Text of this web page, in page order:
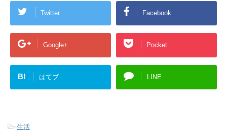
Twitter Facebook
Google+ Pocket
B! はてブ LINE
-生活